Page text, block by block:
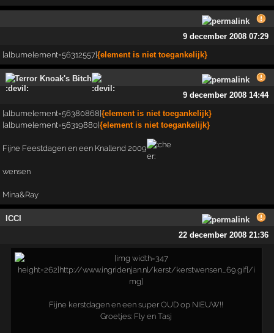
9 december 2008 07:29
[albumelement=56312557]{element is niet toegankelijk}
Terror Knoak's Bitch
9 december 2008 14:44
[albumelement=56380868]{element is niet toegankelijk}
[albumelement=56319880]{element is niet toegankelijk}
Fijne Feestdagen en een Knallend 2009
wensen
Mina&Ray
ICCI
22 december 2008 21:36
Fijne kerstdagen en een super OUD op NIEUW!!
Groetjes: Fly en Tasj